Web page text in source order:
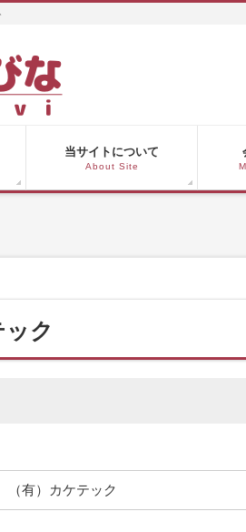
当サイトについて
About Site
ック
（有）カケテック